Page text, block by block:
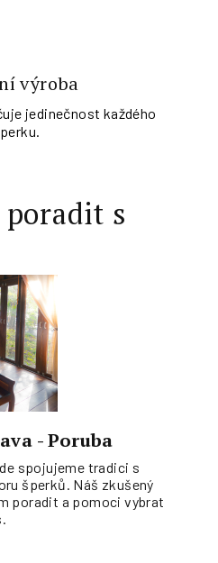
výroba
jedinečnost každého
s
- Poruba
spojujeme tradici s
šperků. Náš zkušený
poradit a pomoci vybrat